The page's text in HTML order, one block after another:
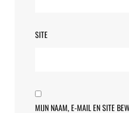
SITE
MIJN NAAM, E-MAIL EN SITE